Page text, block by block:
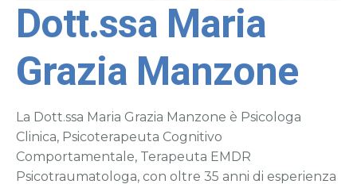
Dott.ssa Maria
Grazia Manzone
La Dott.ssa Maria Grazia Manzone è Psicologa
Clinica, Psicoterapeuta Cognitivo
Comportamentale, Terapeuta EMDR
Psicotraumatologa, con oltre 35 anni di esperienza